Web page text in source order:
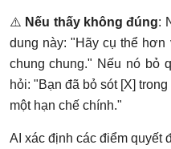
⚠️ Nếu thấy không đúng:
dung này: "Hãy cụ thể
chung chung." Nếu nó bỏ
hỏi: "Bạn đã bỏ sót [X]
một hạn chế chính."
AI xác định các điểm quyết